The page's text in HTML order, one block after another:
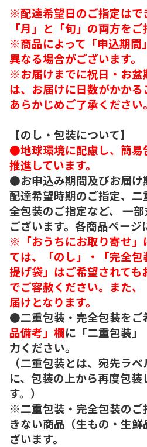
※配達希望日のご指定はで
「月」と「旬」の両方をご
※商品によって「申込期間
異なる場合がございます。
※お届けまでに祝日・お盆
は、お届けに日数がかかる
あらかじめご了承くださ
【のし・包装について】
●地球環境に配慮し、簡易
推進しています。
●お申込み期間及びお届け
配達希望時期のご指定、
全包装のご指定など、 一
ございます。各商品ページ
※「おうちにお取り寄せ」
ては、「のし」・「完全
提げ袋」はご希望されても
でご容赦ください。また
届けとなります。
●二重包装・完全包装をご
品備考」欄に「二重包装
力ください。
（二重包装とは、宛先ラ
に、包装の上から再度包装
す。）
※二重包装・完全包装のご
きない商品（生もの・生
ざいます。